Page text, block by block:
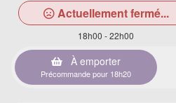
Actuellement fermé...
18h00 - 22h00
À emporter
Précommande pour 18h20